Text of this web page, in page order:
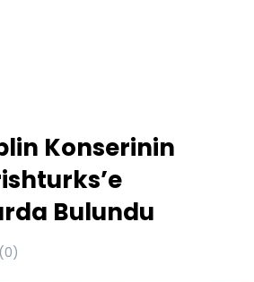
Konserinin
Bulundu